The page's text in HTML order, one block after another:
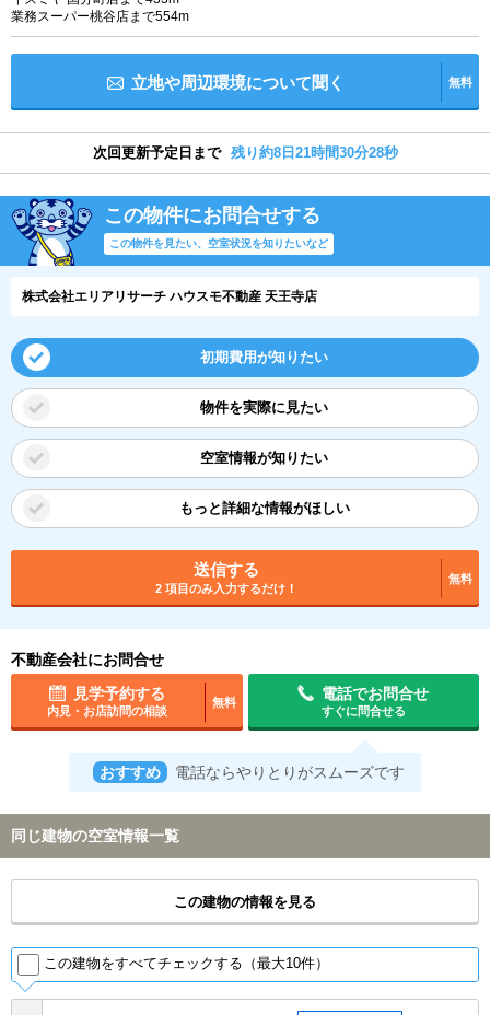
業務スーパー桃谷店まで554m
立地や周辺環境について聞く 無料
次回更新予定日まで 残り約8日21時間30分28秒
この物件にお問合せする
この物件を見たい、空室状況を知りたいなど
株式会社エリアリサーチ ハウスモ不動産 天王寺店
初期費用が知りたい
物件を実際に見たい
空室情報が知りたい
もっと詳細な情報がほしい
送信する
2 項目のみ入力するだけ！
無料
不動産会社にお問合せ
見学予約する
内見・お店訪問の相談
無料
電話でお問合せ
すぐに問合せる
おすすめ 電話ならやりとりがスムーズです
同じ建物の空室情報一覧
この建物の情報を見る
この建物をすべてチェックする（最大10件）